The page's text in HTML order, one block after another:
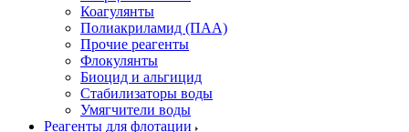
Коагулянты
Полиакриламид (ПАА)
Прочие реагенты
Флокулянты
Биоцид и альгицид
Стабилизаторы воды
Умягчители воды
Реагенты для флотации